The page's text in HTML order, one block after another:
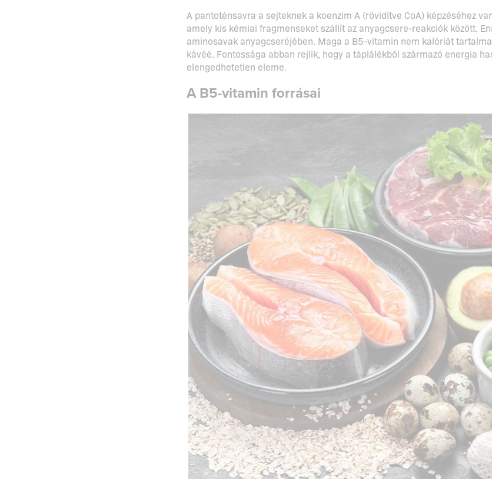
A pantoténsavra a sejteknek a koenzim A (rövidítve CoA) képzéséhez
amely kis kémiai fragmenseket szállít az anyagcsere-reakciók között.
aminosavak anyagcseréjében. Maga a B5-vitamin nem kalóriát
kávéé. Fontossága abban rejlik, hogy a táplálékból származó energia
elengedhetetlen eleme.
A B5-vitamin forrásai